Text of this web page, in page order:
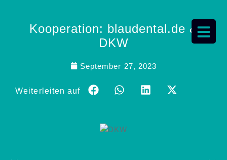
Kooperation: blaudental.de &
DKW
September 27, 2023
Weiterleiten auf